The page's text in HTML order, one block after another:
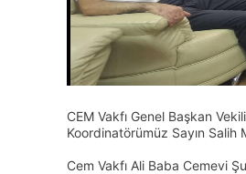
CEM Vakfı Genel Başkan
Koordinatörümüz Sayın
Cem Vakfı Ali Baba Cemevi